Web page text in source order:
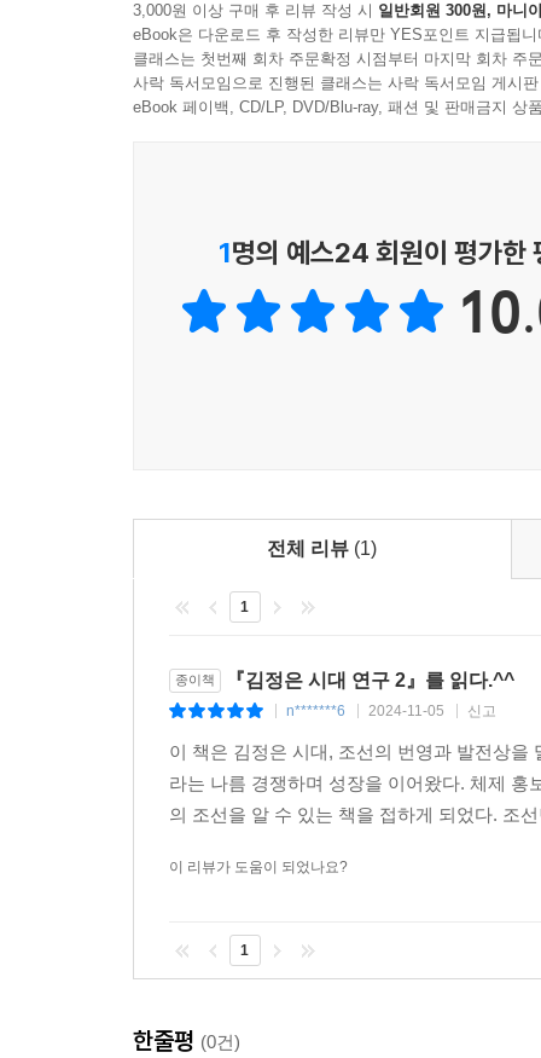
선언했다. 그리고 경제건설 총집중노선을 새로
지향시키고, 모든 힘을 경제건설에 총집중해 경
지속하는 환경에서 어떻게 경제 강국을 건설
풀어보려고 노력했다.
전반의 사회적 분위기를 살펴보았다.
다섯째 8차 당 대회 이후 북에서 가장 많이 등
아니면 북의 변화 속도의 빠름 탓인가? 어쨌든 독
산물이라고 바다처럼 넓은 마음으로 양해해 주시
3,000원 이상 구매 후 리뷰 작성 시 일반회원 300원, 마니
eBook은 다운로드 후 작성한 리뷰만 YES포인트 지급됩니
클래스는 첫번째 회차 주문확정 시점부터 마지막 회차 주
사락 독서모임으로 진행된 클래스는 사락 독서모임 게시
eBook 페이백, CD/LP, DVD/Blu-ray, 패션 및 판매금지 상
1명의 예스24 회원이 평가한
전체 리뷰 (1)
1
종이책 『김정은 시대 연구 2』를 읽다.^^
n*******6 2024-11-05 신고
이 책은 김정은 시대, 조선의 번영과 발전상
라는 나름 경쟁하며 성장을 이어왔다. 체제
의 조선을 알 수 있는 책을 접하게 되었다. 조
이 리뷰가 도움이 되었나요?
1
한줄평 (0건)